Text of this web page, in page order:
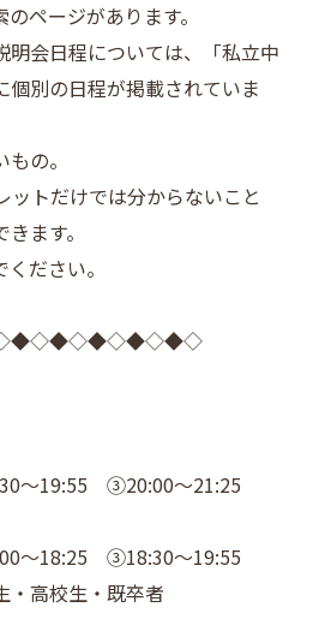
ページがあります。
明会日程については、「私立中
別の日程が掲載されていま
の。
ットだけでは分からないこと
ます。
ださい。
～19:55 ③20:00～21:25
～18:25 ③18:30～19:55
・高校生・既卒者